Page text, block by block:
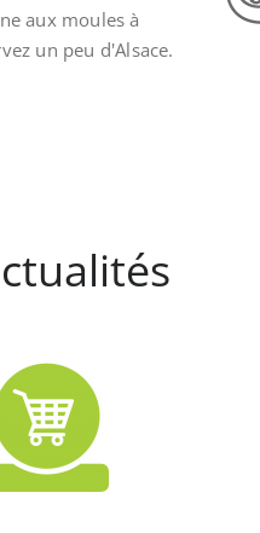
aux moules à
un peu d'Alsace.